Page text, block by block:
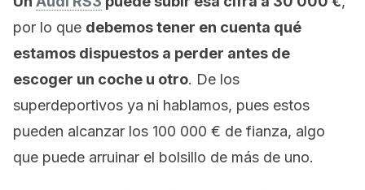
por lo que debemos tener en cuenta qué
estamos dispuestos a perder antes de
escoger un coche u otro. De los
superdeportivos ya ni hablamos, pues estos
pueden alcanzar los 100 000 € de fianza, algo
que puede arruinar el bolsillo de más de uno.